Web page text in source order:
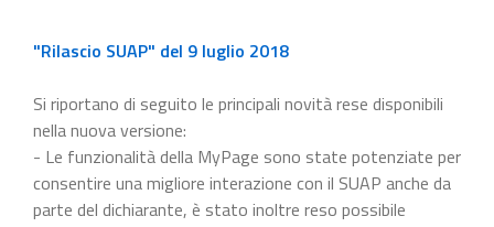
"Rilascio SUAP" del 9 luglio 2018
Si riportano di seguito le principali novità rese disponibili
nella nuova versione:
- Le funzionalità della MyPage sono state potenziate per
consentire una migliore interazione con il SUAP anche da
parte del dichiarante, è stato inoltre reso possibile